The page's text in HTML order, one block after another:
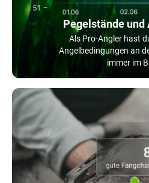
Pegelstände
Als Pro-Angler hast
Angelbedingungen an
immer im